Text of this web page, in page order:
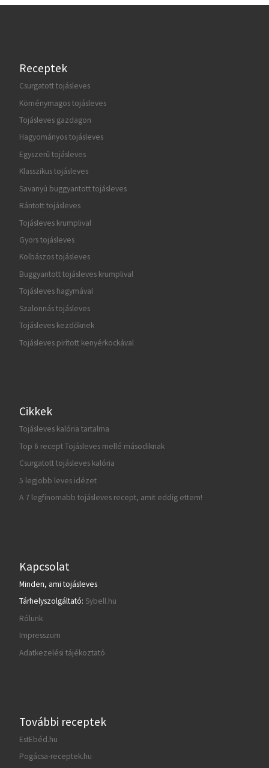
Receptek
Csurgatott tojásleves
Köménymagos tojásleves
Tojásleves gazdagon
Hagyományos tojásleves
Egyszerű tojásleves
Klasszikus tojásleves
Savanyú buggyantott tojásleves
Rántott tojásleves
Tojásleves krumplival
Gyors tojásleves
Kolbászos tojásleves
Buggyantott tojásleves krumplival
Tojásleves hagymával
Szalonnás tojásleves
Tojásleves kezdőknek
Tojásleves pirított kenyérkockával
Cikkek
Tojásleves kalória tartalma
Top 6 recept Tojásleves mellé másodiknak
Csurgatott tojásleves kalória
5 legjobb leves idézet
A 7 legfinomabb tojásleves recept, amit eddig ettem!
Kapcsolat
Minden, ami tojásleves
Tárhelyszolgáltató: Sybell.hu
Rólunk
Impresszum
Adatkezelési tájékoztató
További receptek
EstEbéd.hu
Pogácsa-receptek.hu